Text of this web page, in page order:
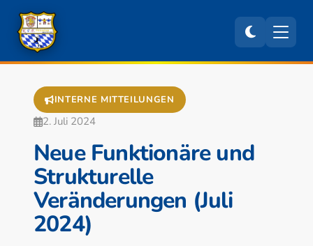
INTERNE MITTEILUNGEN
2. Juli 2024
Neue Funktionäre und
Strukturelle
Veränderungen (Juli
2024)